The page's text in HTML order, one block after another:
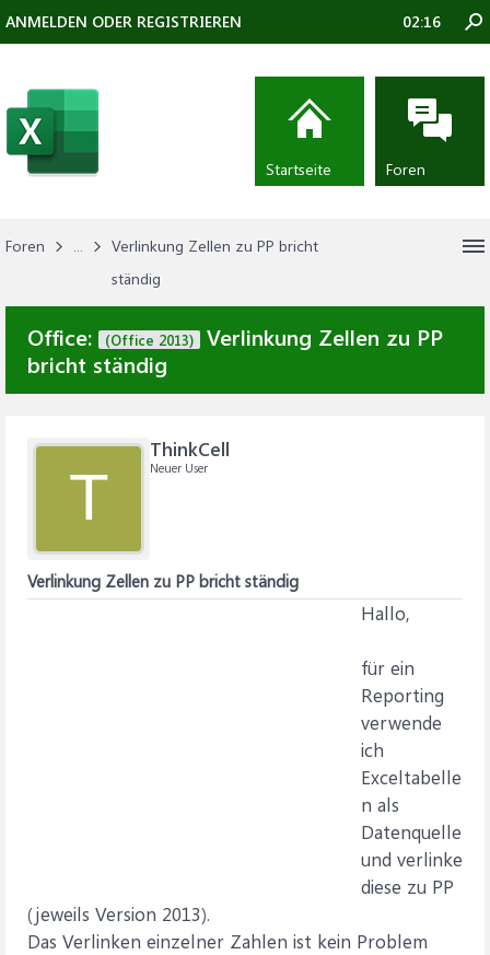
Foren ...
Verlinkung Zellen zu PP bricht
ständig
Office: (Office 2013)
Verlinkung Zellen zu PP
bricht ständig
T
ThinkCell
Neuer User
Verlinkung Zellen zu PP bricht ständig
Hallo,
für ein
Reporting
verwende
ich
Exceltabelle
n als
Datenquelle
und verlinke
diese zu PP
(jeweils Version 2013).
Das Verlinken einzelner Zahlen ist kein Problem
ANMELDEN ODER REGISTRIEREN 02:16
Startseite Foren